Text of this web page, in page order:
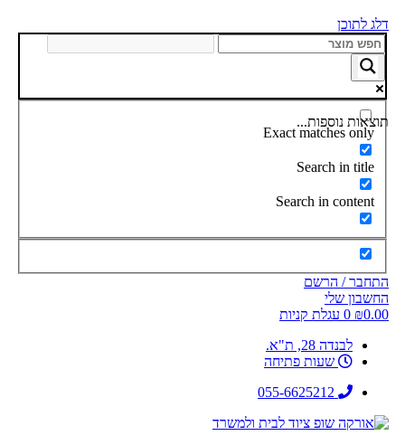
דלג לתוכן
תוצאות נוספות...
Exact matches only
Search in title
Search in content
התחבר / הרשם
החשבון שלי
₪0.00
0 עגלת קניות
לבנדה 28, ת"א.
שעות פתיחה
055-6625212